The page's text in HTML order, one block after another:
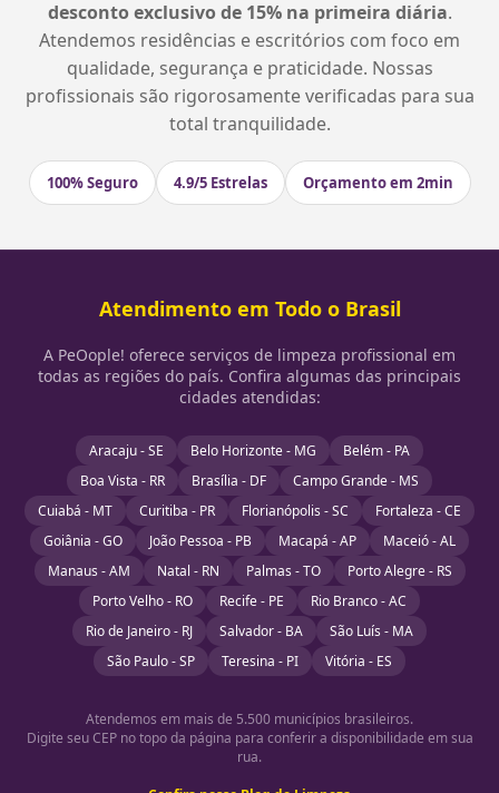
desconto exclusivo de 15% na primeira diária.
Atendemos residências e escritórios com foco em
qualidade, segurança e praticidade. Nossas
profissionais são rigorosamente verificadas para sua
total tranquilidade.
100% Seguro 4.9/5 Estrelas Orçamento em 2min
Atendimento em Todo o Brasil
A PeOople! oferece serviços de limpeza profissional em
todas as regiões do país. Confira algumas das principais
cidades atendidas:
Aracaju - SE Belo Horizonte - MG
Belém - PA
Boa Vista - RR
Brasília - DF
Campo Grande - MS
Cuiabá - MT
Curitiba - PR Florianópolis - SC
Fortaleza - CE
Goiânia - GO
João Pessoa - PB Macapá - AP
Maceió - AL
Manaus - AM
Natal - RN Palmas - TO
Porto Alegre - RS
Porto Velho - RO
Recife - PE
Rio Branco - AC
Rio de Janeiro - RJ
Salvador - BA
São Luís - MA
São Paulo - SP
Teresina - PI Vitória - ES
Atendemos em mais de 5.500 municípios brasileiros.
Digite seu CEP no topo da página para conferir a disponibilidade em sua
rua.